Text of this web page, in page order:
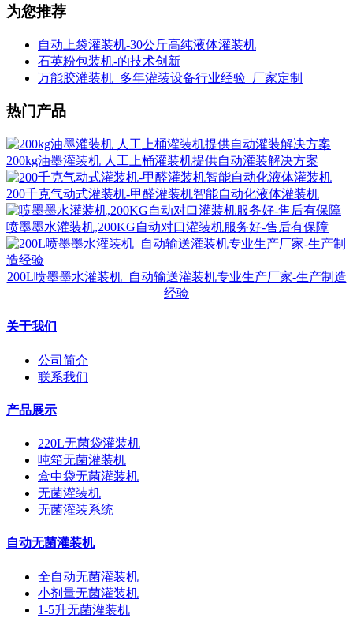
为您推荐
自动上袋灌装机-30公斤高纯液体灌装机
石英粉包装机-的技术创新
万能胶灌装机_多年灌装设备行业经验_厂家定制
热门产品
200kg油墨灌装机 人工上桶灌装机提供自动灌装解决方案
200千克气动式灌装机-甲醛灌装机智能自动化液体灌装机
喷墨墨水灌装机,200KG自动对口灌装机服务好-售后有保障
200L喷墨墨水灌装机_自动输送灌装机专业生产厂家-生产制造
经验
关于我们
公司简介
联系我们
产品展示
220L无菌袋灌装机
吨箱无菌灌装机
盒中袋无菌灌装机
无菌灌装机
无菌灌装系统
自动无菌灌装机
全自动无菌灌装机
小剂量无菌灌装机
1-5升无菌灌装机